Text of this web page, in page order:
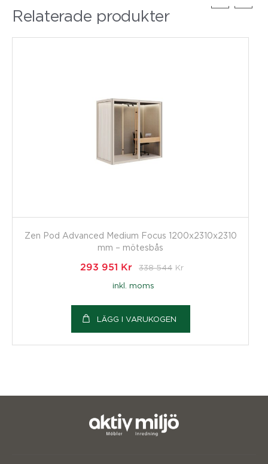
Relaterade produkter
Zen Pod Advanced Medium Focus 1200x2310x2310
mm – mötesbås
293 951 Kr 338 544 Kr
inkl. moms
LÄGG I VARUKOGEN